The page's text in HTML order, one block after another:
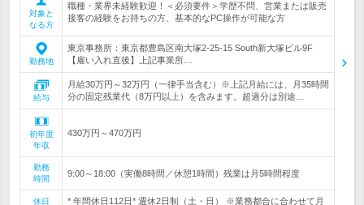
対象と
なる方
職種・業界未経験歓迎！＜必須要件＞学歴不問、営業または販売
接客の経験をお持ちの方、基本的なPC操作が可能な方
勤務地
東京事務所：東京都豊島区南大塚2-25-15 South新大塚ビル9F
【雇い入れ直後】上記事業所…
給与
月給30万円～32万円（一律手当含む）※上記月給には、月35時間
分の固定残業代（8万円以上）を含みます。超過分は別途…
初年度
年収
430万円～470万円
勤務
時間
9:00～18:00（実働8時間／休憩1時間）残業は月5時間程度
休日
* 年間休日112日* 週休2日制（土・日） ※業務都合に合わせて月